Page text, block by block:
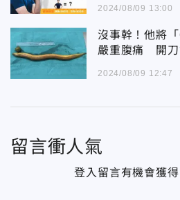
2024/08/09 13:00
沒事幹！他將
嚴重腹痛 開刀
2024/08/09 12:47
留言衝人氣
登入留言有機會獲得